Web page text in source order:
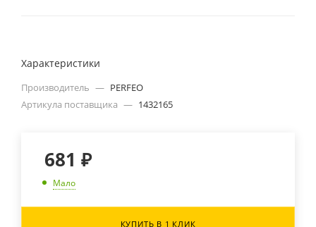
Характеристики
Производитель — PERFEO
Артикула поставщика — 1432165
681 ₽
Мало
КУПИТЬ В 1 КЛИК